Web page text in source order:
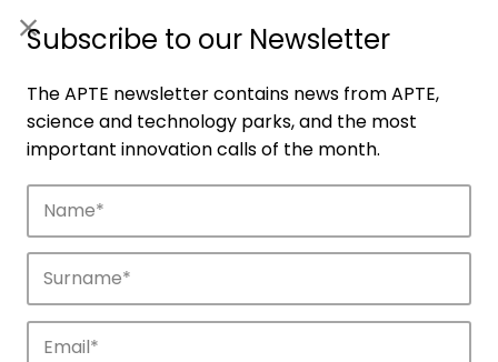
Companies
Subscribe to our Newsletter
The APTE newsletter contains news from APTE,
science and technology parks, and the most
important innovation calls of the month.